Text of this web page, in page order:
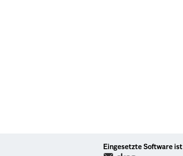
Eingesetzte Software ist